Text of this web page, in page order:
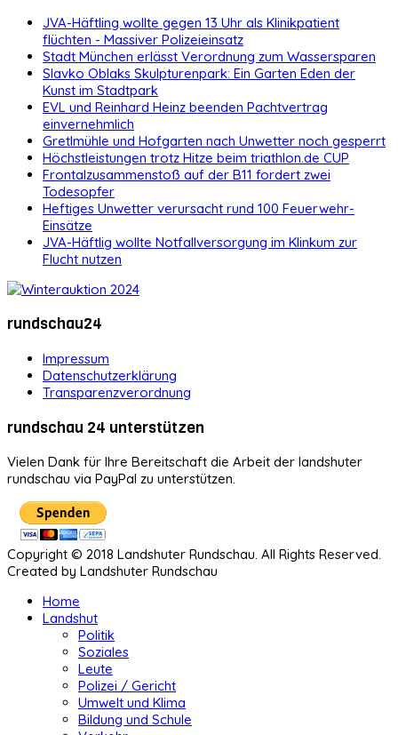
JVA-Häftling wollte gegen 13 Uhr als Klinikpatient
flüchten - Massiver Polizeieinsatz
Stadt München erlässt Verordnung zum Wassersparen
Slavko Oblaks Skulpturenpark: Ein Garten Eden der
Kunst im Stadtpark
EVL und Reinhard Heinz beenden Pachtvertrag
einvernehmlich
Gretlmühle und Hofgarten nach Unwetter noch gesperrt
Höchstleistungen trotz Hitze beim triathlon.de CUP
Frontalzusammenstoß auf der B11 fordert zwei
Todesopfer
Heftiges Unwetter verursacht rund 100 Feuerwehr-
Einsätze
JVA-Häftlig wollte Notfallversorgung im Klinkum zur
Flucht nutzen
rundschau24
Impressum
Datenschutzerklärung
Transparenzverordnung
rundschau 24 unterstützen
Vielen Dank für Ihre Bereitschaft die Arbeit der landshuter
rundschau via PayPal zu unterstützen.
Copyright © 2018 Landshuter Rundschau. All Rights Reserved.
Created by Landshuter Rundschau
Home
Landshut
Politik
Soziales
Leute
Polizei / Gericht
Umwelt und Klima
Bildung und Schule